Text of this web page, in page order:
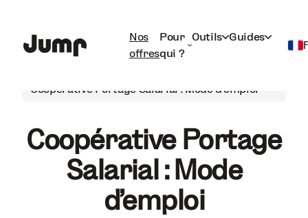
Nos
offres
Pour
qui ?
Outils Guides
Coopérative Portage Salarial : Mode d’emploi
Coopérative Portage
Salarial : Mode
d’emploi